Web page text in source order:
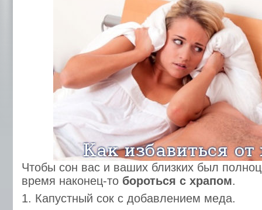
Чтобы сон вас и ваших близких был
время наконец-то бороться с храпом.
1. Капустный сок с добавлением меда.